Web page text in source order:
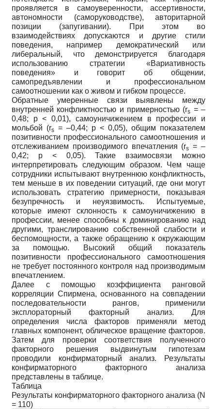
проявляется в самоуверенности, ассертивности,
автономности (саморуководстве), авторитарной
позиции (запугивании). При этом во
взаимодействиях допускаются и другие стили
поведения, например демократический или
либеральный, что демонстрируется благодаря
использованию стратегии «Вариативность
поведения» и говорит об общении,
самопредъявлении и профессиональном
самоотношении как о живом и гибком процессе.
Обратные умеренные связи выявлены между
внутренней конфликтностью и примерностью (rs = –
0,48; p < 0,01), самоуничижением в профессии и
мольбой (rs = –0,44; p < 0,05), общим показателем
позитивности профессионального самоотношения и
отслеживанием производимого впечатления (rs = –
0,42; p < 0,05). Такие взаимосвязи можно
интерпретировать следующим образом. Чем чаще
сотрудники испытывают внутреннюю конфликтность,
тем меньше в их поведении ситуаций, где они могут
использовать стратегию примерности, показывая
безупречность и неуязвимость. Испытуемые,
которые имеют склонность к самоуничижению в
профессии, менее способны к доминированию над
другими, транслированию собственной слабости и
беспомощности, а также обращению к окружающим
за помощью. Высокий общий показатель
позитивности профессионального самоотношения
не требует постоянного контроля над производимым
впечатлением.
Далее с помощью коэффициента ранговой
корреляции Спирмена, основанного на совпадении
последовательности рангов, применили
эксплораторный факторный анализ. Для
определения числа факторов применяли метод
главных компонент, облическое вращение факторов.
Затем для проверки соответствия полученного
факторного решения выдвинутым гипотезам
проводили конфирматорный анализ. Результаты
конфирматорного факторного анализа
представлены в таблице.
Таблица
Результаты конфирматорного факторного анализа (N
= 110)